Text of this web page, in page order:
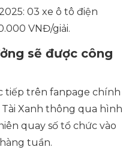
03 xe ô tô điện
VNĐ/giải.
sẽ được công
tiếp trên fanpage chính
Xanh thông qua hình
quay số tổ chức vào
tuần.